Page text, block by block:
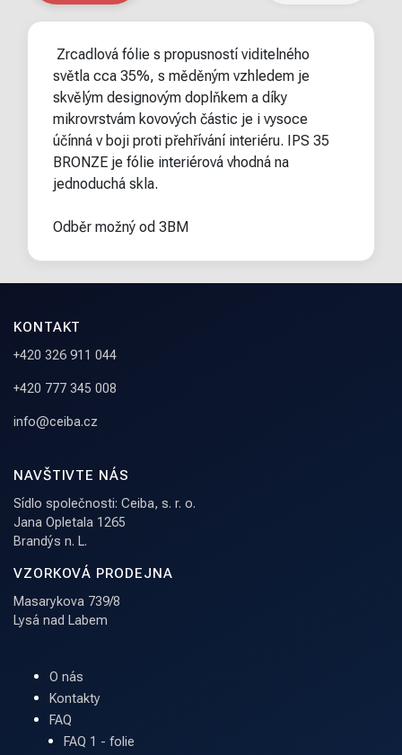
Zrcadlová fólie s propusností viditelného
světla cca 35%, s měděným vzhledem je
skvělým designovým doplňkem a díky
mikrovrstvám kovových částic je i vysoce
účínná v boji proti přehřívání interiéru. IPS 35
BRONZE je fólie interiérová vhodná na
jednoduchá skla.
Odběr možný od 3BM
KONTAKT
+420 326 911 044
+420 777 345 008
info@ceiba.cz
NAVŠTIVTE NÁS
Sídlo společnosti: Ceiba, s. r. o.
Jana Opletala 1265
Brandýs n. L.
VZORKOVÁ PRODEJNA
Masarykova 739/8
Lysá nad Labem
O nás
Kontakty
FAQ
FAQ 1 - folie